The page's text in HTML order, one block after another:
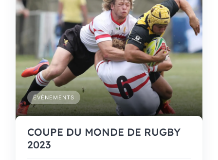
ÉVÈNEMENTS
COUPE DU MONDE DE RUGBY
2023